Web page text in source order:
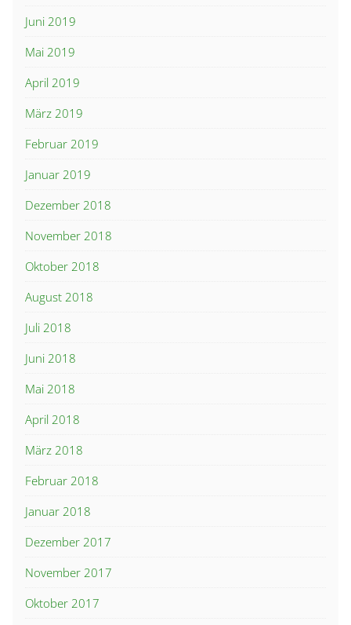
Juni 2019
Mai 2019
April 2019
März 2019
Februar 2019
Januar 2019
Dezember 2018
November 2018
Oktober 2018
August 2018
Juli 2018
Juni 2018
Mai 2018
April 2018
März 2018
Februar 2018
Januar 2018
Dezember 2017
November 2017
Oktober 2017